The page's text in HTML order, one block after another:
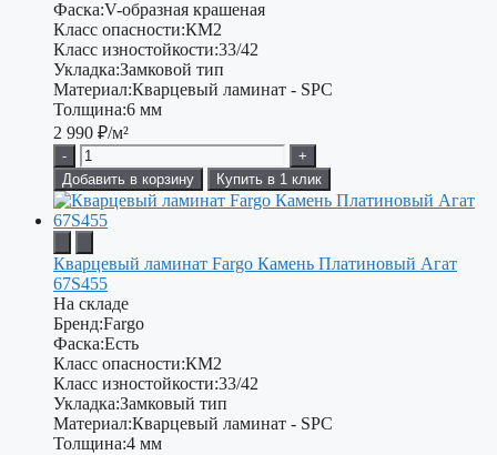
Фаска:V-образная крашеная
Класс опасности:КМ2
Класс изностойкости:33/42
Укладка:Замковой тип
Материал:Кварцевый ламинат - SPC
Толщина:6 мм
2 990 ₽/м²
-
+
Добавить в корзину
Купить в 1 клик
Кварцевый ламинат Fargo Камень Платиновый Агат
67S455
На складе
Бренд:Fargo
Фаска:Есть
Класс опасности:КМ2
Класс изностойкости:33/42
Укладка:Замковый тип
Материал:Кварцевый ламинат - SPC
Толщина:4 мм